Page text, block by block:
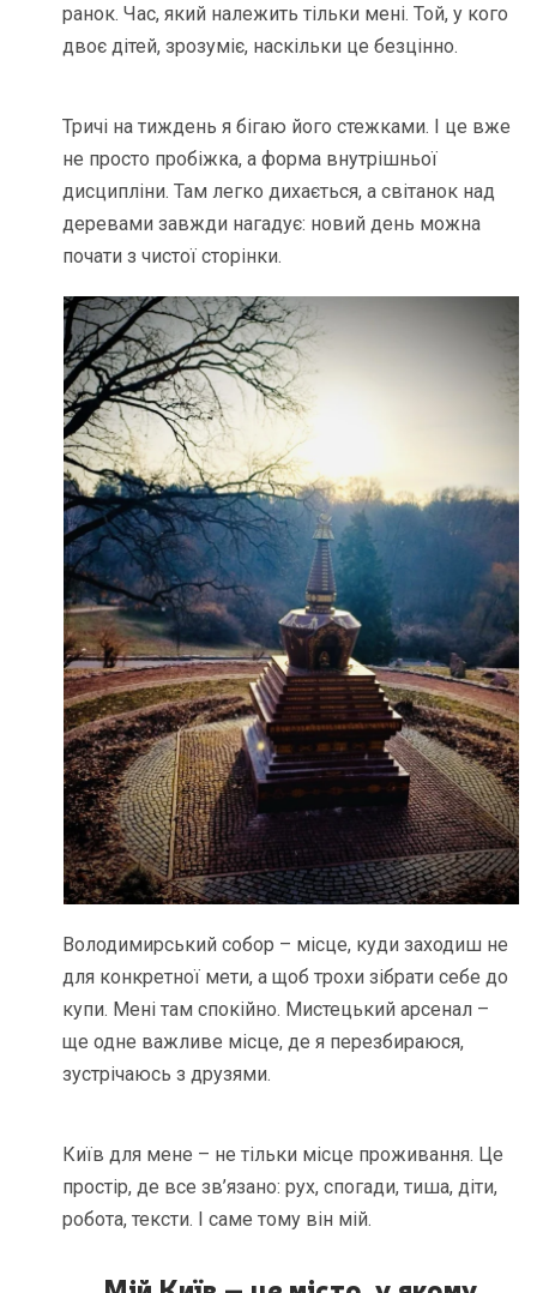
ранок. Час, який належить тільки мені. Той, у кого
двоє дітей, зрозуміє, наскільки це безцінно.
Тричі на тиждень я бігаю його стежками. І це вже
не просто пробіжка, а форма внутрішньої
дисципліни. Там легко дихається, а світанок над
деревами завжди нагадує: новий день можна
почати з чистої сторінки.
Володимирський собор – місце, куди заходиш не
для конкретної мети, а щоб трохи зібрати себе до
купи. Мені там спокійно. Мистецький арсенал –
ще одне важливе місце, де я перезбираюся,
зустрічаюсь з друзями.
Київ для мене – не тільки місце проживання. Це
простір, де все зв’язано: рух, спогади, тиша, діти,
робота, тексти. І саме тому він мій.